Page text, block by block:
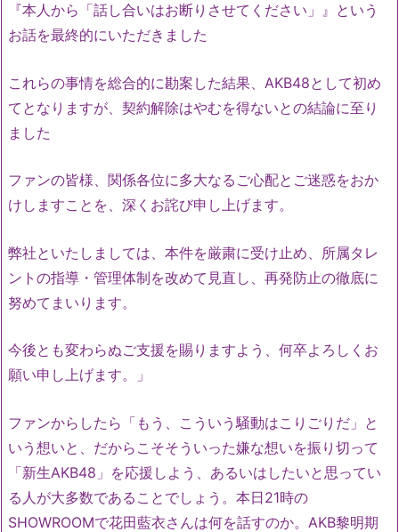
『本人から「話し合いはお断りさせてください」』という
お話を最終的にいただきました
これらの事情を総合的に勘案した結果、AKB48として初め
てとなりますが、契約解除はやむを得ないとの結論に至り
ました
ファンの皆様、関係各位に多大なるご心配とご迷惑をおか
けしますことを、深くお詫び申し上げます。
弊社といたしましては、本件を厳粛に受け止め、所属タレ
ントの指導・管理体制を改めて見直し、再発防止の徹底に
努めてまいります。
今後とも変わらぬご支援を賜りますよう、何卒よろしくお
願い申し上げます。」
ファンからしたら「もう、こういう騒動はこりごりだ」と
いう想いと、だからこそそういった嫌な想いを振り切って
「新生AKB48」を応援しよう、あるいはしたいと思ってい
る人が大多数であることでしょう。本日21時の
SHOWROOMで花田藍衣さんは何を話すのか。AKB黎明期